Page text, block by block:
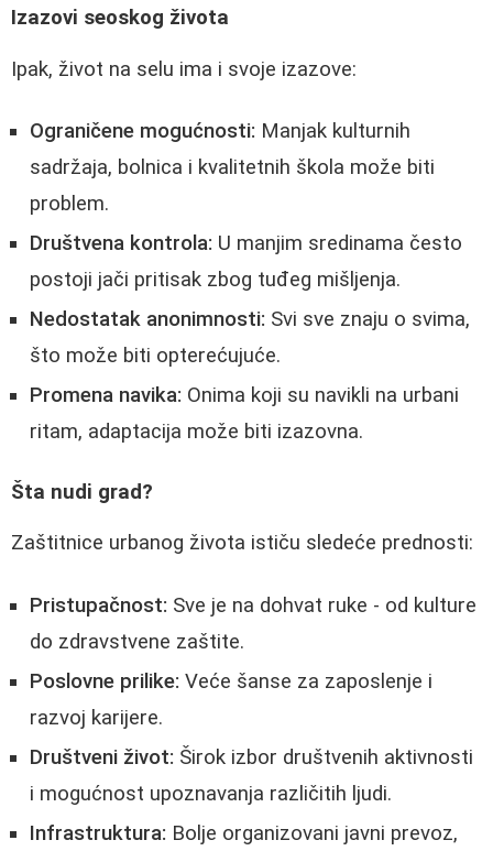
Izazovi seoskog života
Ipak, život na selu ima i svoje izazove:
Ograničene mogućnosti: Manjak kulturnih
sadržaja, bolnica i kvalitetnih škola može biti
problem.
Društvena kontrola: U manjim sredinama često
postoji jači pritisak zbog tuđeg mišljenja.
Nedostatak anonimnosti: Svi sve znaju o svima,
što može biti opterećujuće.
Promena navika: Onima koji su navikli na urbani
ritam, adaptacija može biti izazovna.
Šta nudi grad?
Zaštitnice urbanog života ističu sledeće prednosti:
Pristupačnost: Sve je na dohvat ruke - od kulture
do zdravstvene zaštite.
Poslovne prilike: Veće šanse za zaposlenje i
razvoj karijere.
Društveni život: Širok izbor društvenih aktivnosti
i mogućnost upoznavanja različitih ljudi.
Infrastruktura: Bolje organizovani javni prevoz,